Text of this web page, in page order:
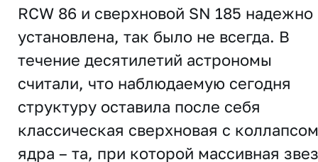
RCW 86 и сверхновой SN 185 надежно
установлена, так было не всегда. В
течение десятилетий астрономы
считали, что наблюдаемую сегодня
структуру оставила после себя
классическая сверхновая с коллапсом
ядра – та, при которой массивная